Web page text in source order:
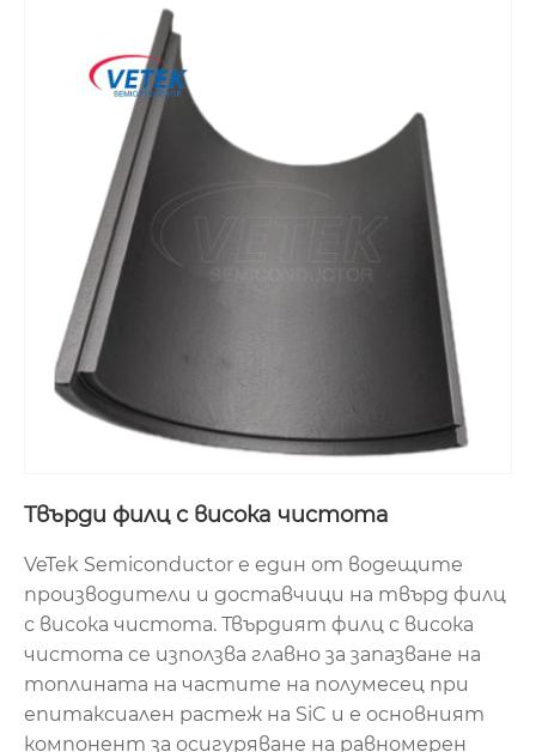
Твърди филц с висока чистота
VeTek Semiconductor е един от водещите
производители и доставчици на твърд филц
с висока чистота. Твърдият филц с висока
чистота се използва главно за запазване на
топлината на частите на полумесец при
епитаксиален растеж на SiC и е основният
компонент за осигуряване на равномерен